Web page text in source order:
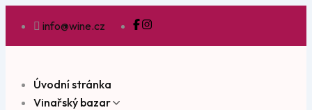
info@wine.cz
Úvodní stránka
Vinařský bazar